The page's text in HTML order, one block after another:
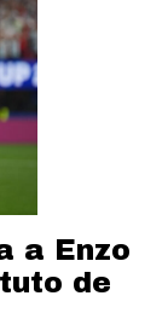
a Enzo
de